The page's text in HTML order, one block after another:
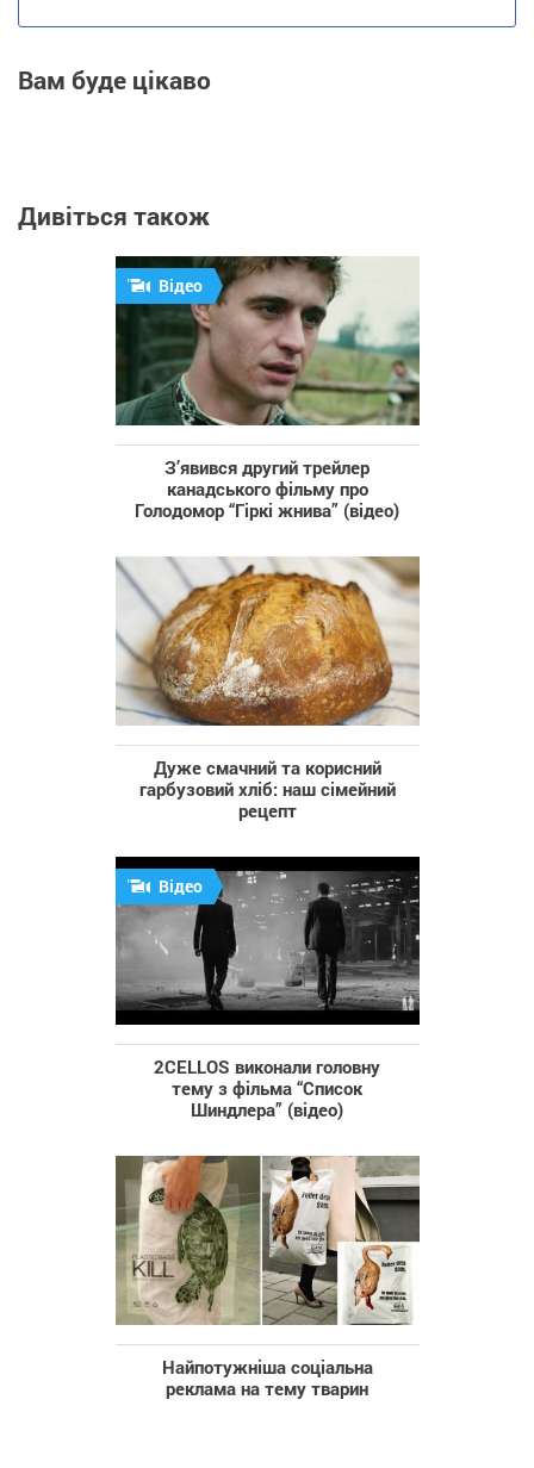
Вам буде цікаво
Дивіться також
Відео
З’явився другий трейлер
канадського фільму про
Голодомор “Гіркі жнива” (відео)
Дуже смачний та корисний
гарбузовий хліб: наш сімейний
рецепт
Відео
2CELLOS виконали головну
тему з фільма “Список
Шиндлера” (відео)
Найпотужніша соціальна
реклама на тему тварин